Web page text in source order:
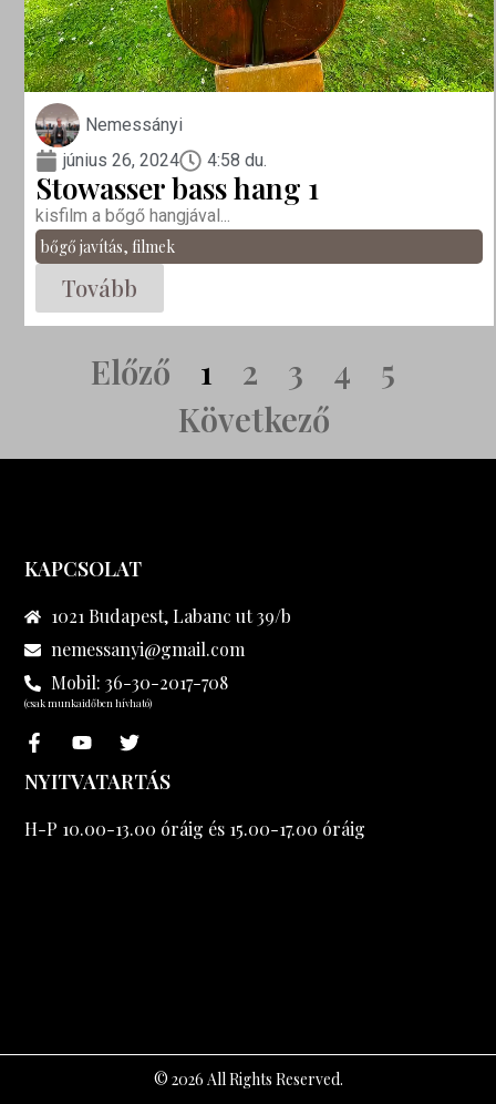
Nemessányi
június 26, 2024
4:58 du.
Stowasser bass hang 1
kisfilm a bőgő hangjával...
bőgő javítás, filmek
Tovább
Előző 1 2 3 4
5
Következő
KAPCSOLAT
1021 Budapest, Labanc ut 39/b
nemessanyi@gmail.com
Mobil: 36-30-2017-708
(csak munkaidőben hívható)
NYITVATARTÁS
H-P 10.00-13.00 óráig és 15.00-17.00 óráig
© 2026 All Rights Reserved.